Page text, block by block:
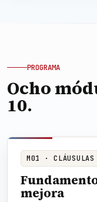
PROGRAMA
Ocho
10.
M01 ·
mejora